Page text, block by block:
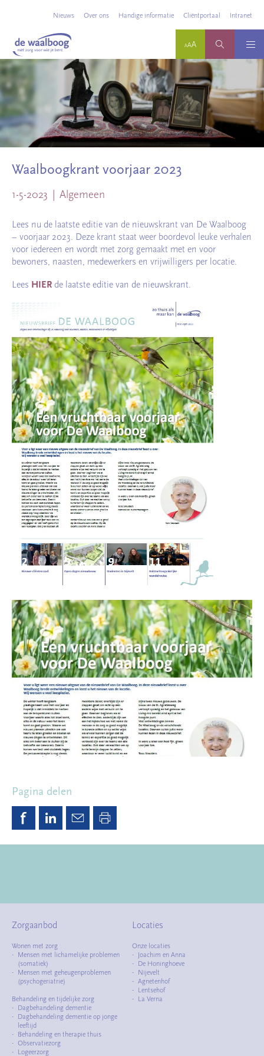
Nieuws Over ons Handige informatie Cliëntportaal Intranet
Waalboogkrant voorjaar 2023
1-5-2023 Algemeen
Lees nu de laatste editie van de nieuwskrant van De Waalboog
– voorjaar 2023. Deze krant staat weer boordevol leuke verhalen
voor iedereen en wordt met zorg gemaakt met en voor
bewoners, naasten, medewerkers en vrijwilligers per locatie.
Lees HIER de laatste editie van de nieuwskrant.
Pagina delen
Zorgaanbod
Wonen met zorg
Mensen met lichamelijke problemen
(somatiek)
Mensen met geheugenproblemen
(psychogeriatrie)
Behandeling en tijdelijke zorg
Dagbehandeling dementie
Dagbehandeling dementie op jonge
leeftijd
Behandeling en therapie thuis
Observatiezorg
Logeerzorg
Locaties
Onze locaties
Joachim en Anna
De Honinghoeve
Nijevelt
Agnetenhof
Lentsehof
La Verna